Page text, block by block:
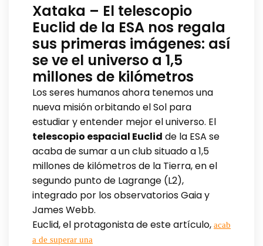
Xataka – El telescopio
Euclid de la ESA nos regala
sus primeras imágenes: así
se ve el universo a 1,5
millones de kilómetros
Los seres humanos ahora tenemos una
nueva misión orbitando el Sol para
estudiar y entender mejor el universo. El
telescopio espacial Euclid de la ESA se
acaba de sumar a un club situado a 1,5
millones de kilómetros de la Tierra, en el
segundo punto de Lagrange (L2),
integrado por los observatorios Gaia y
James Webb.
Euclid, el protagonista de este artículo, acab
a de superar una